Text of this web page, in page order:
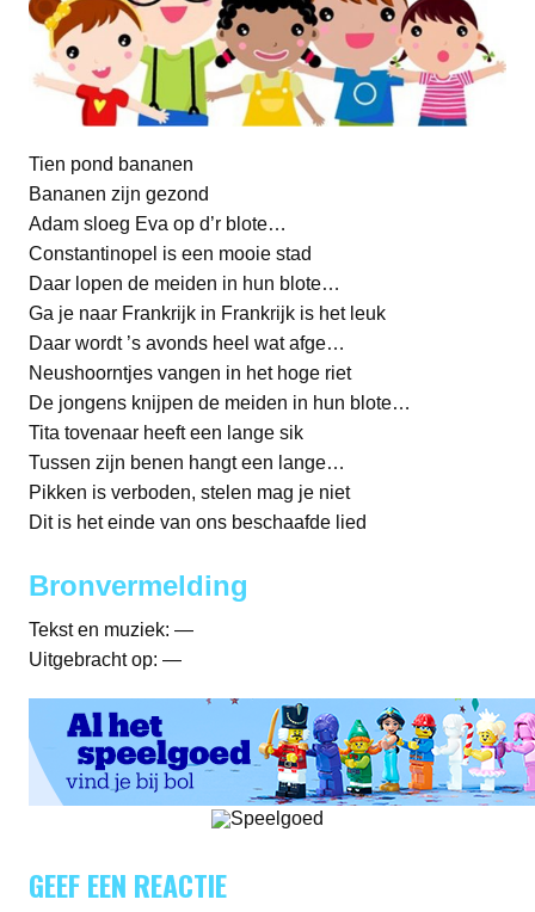
Tien pond bananen
Bananen zijn gezond
Adam sloeg Eva op d’r blote…
Constantinopel is een mooie stad
Daar lopen de meiden in hun blote…
Ga je naar Frankrijk in Frankrijk is het leuk
Daar wordt ’s avonds heel wat afge…
Neushoorntjes vangen in het hoge riet
De jongens knijpen de meiden in hun blote…
Tita tovenaar heeft een lange sik
Tussen zijn benen hangt een lange…
Pikken is verboden, stelen mag je niet
Dit is het einde van ons beschaafde lied
Bronvermelding
Tekst en muziek: —
Uitgebracht op: —
GEEF EEN REACTIE